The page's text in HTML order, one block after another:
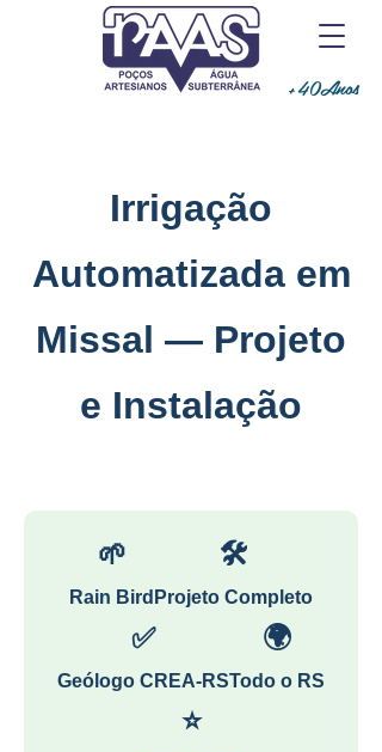
+40Anos
Irrigação
Automatizada em
Missal — Projeto
e Instalação
🌱
Rain Bird
🛠
Projeto Completo
✅
Geólogo CREA-RS
🌍
Todo o RS
⭐